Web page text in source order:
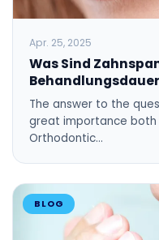
Apr. 25, 2025
Was Sind
The answer to the
great importance
Orthodontic…
BLOG